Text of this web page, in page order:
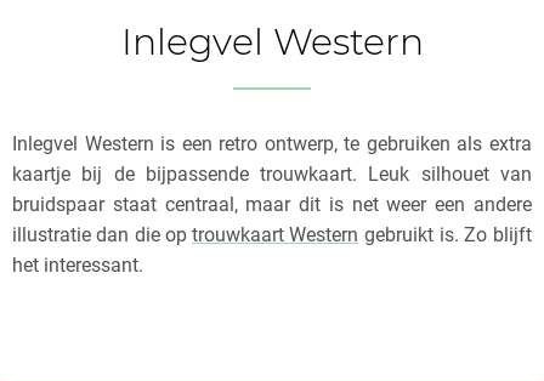
Inlegvel Western
Inlegvel Western is een retro ontwerp, te gebruiken als extra
kaartje bij de bijpassende trouwkaart. Leuk silhouet van
bruidspaar staat centraal, maar dit is net weer een andere
illustratie dan die op trouwkaart Western gebruikt is. Zo blijft
het interessant.